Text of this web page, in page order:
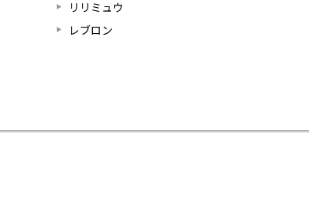
リリミュウ
レブロン